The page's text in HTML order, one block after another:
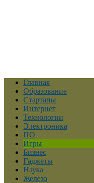
Главная
Образование
Стартапы
Интернет
Технологии
Электроника
ПО
Игры
Бизнес
Гаджеты
Наука
Железо